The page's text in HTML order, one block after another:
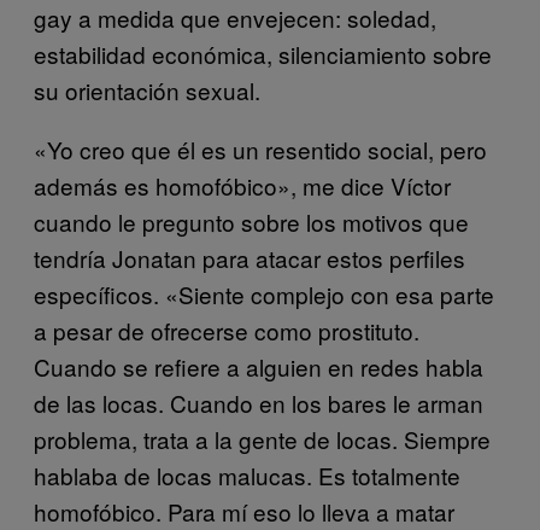
gay a medida que envejecen: soledad,
estabilidad económica, silenciamiento sobre
su orientación sexual.
«Yo creo que él es un resentido social, pero
además es homofóbico», me dice Víctor
cuando le pregunto sobre los motivos que
tendría Jonatan para atacar estos perfiles
específicos. «Siente complejo con esa parte
a pesar de ofrecerse como prostituto.
Cuando se refiere a alguien en redes habla
de las locas. Cuando en los bares le arman
problema, trata a la gente de locas. Siempre
hablaba de locas malucas. Es totalmente
homofóbico. Para mí eso lo lleva a matar